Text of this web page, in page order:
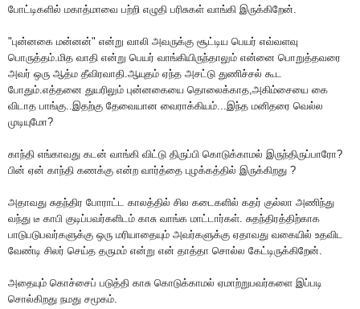
போட்டிகளில் மகாத்மாவை பற்றி எழுதி பரிசுகள் வாங்கி இருக்கிறேன்.
"புன்னகை மன்னன்" என்று வாலி அவருக்கு சூட்டிய பெயர் எவ்வளவு
பொருத்தம்.மித வாதி என்று பெயர் வாங்கியிருந்தாலும் என்னை பொறுத்தவரை
அவர் ஒரு ஆத்ம தீவிரவாதி.ஆயுதம் ஏந்த அசட்டு துணிச்சல் கூட
போதும்.எத்தனை துயரிலும் புன்னகையை தொலைக்காத,அகிம்சையை கை
விடாத பாங்கு..இதற்கு தேவையான வைராக்கியம்...இந்த மனிதரை வெல்ல
முடியுமோ?
காந்தி எங்காவது கடன் வாங்கி விட்டு திருப்பி கொடுக்காமல் இருந்திருப்பாரோ?
பின் ஏன் காந்தி கணக்கு என்ற வார்த்தை புழக்கத்தில் இருக்கிறது ?
அதாவது சுதந்திர போராட்ட காலத்தில் சில கடைகளில் கதர் குல்லா அணிந்து
வந்து டீ காபி குடிப்பவர்களிடம் காசு வாங்க மாட்டார்கள். சுதந்திரத்திற்காக
பாடுபடுபவர்களுக்கு ஒரு மரியாதையும் அவர்களுக்கு ஏதாவது வகையில் உதவிட
வேண்டி சிலர் செய்த தருமம் என்று என் தாத்தா சொல்ல கேட்டிருக்கிறேன்.
அதையும் கொச்சைப் படுத்தி காசு கொடுக்காமல் ஏமாற்றுபவர்களை இப்படி
சொல்கிறது நமது சமூகம்.